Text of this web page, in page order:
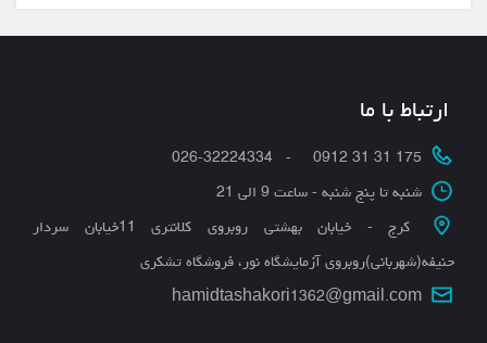
ارتباط با ما
175 31 31 0912 - 026-32224334
شنبه تا پنج شنبه - ساعت 9 الی 21
کرج - خیابان بهشتی روبروی کلانتری 11خیابان سردار
حنیفه(شهربانی)روبروی آزمایشگاه نور، فروشگاه تشکری
hamidtashakori1362@gmail.com